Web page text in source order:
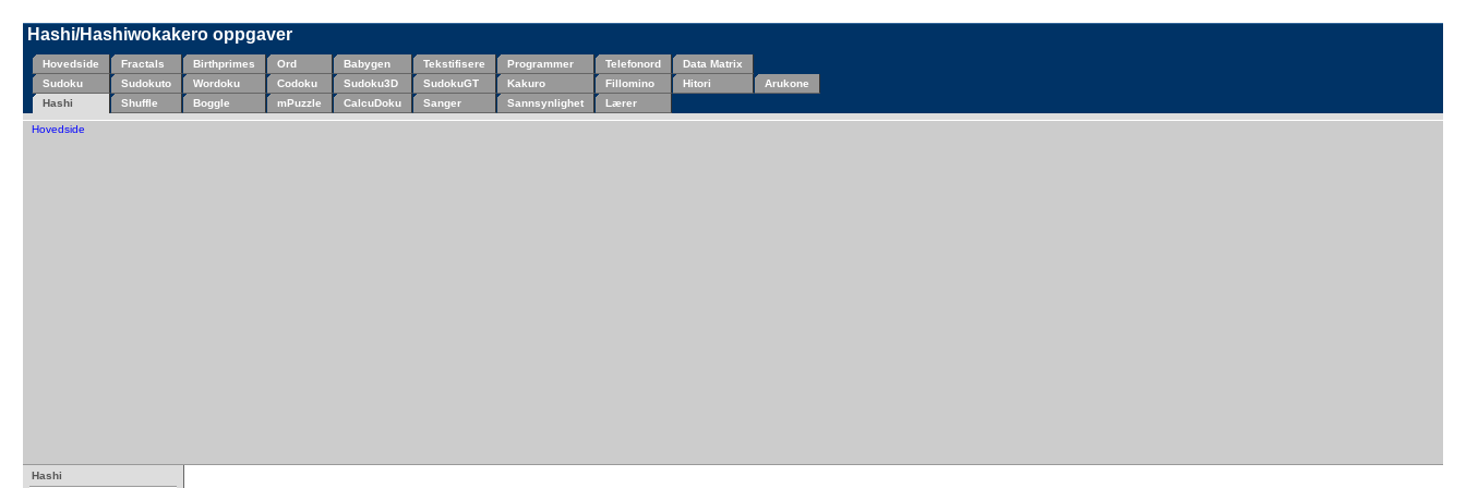
Hashi/Hashiwokakero oppgaver
Hovedside Fractals Birthprimes Ord Babygen Tekstifisere Programmer Telefonord
Data Matrix
Sudoku
Sudokuto Wordoku Codoku Sudoku3D SudokuGT Kakuro Fillomino Hitori
Arukone
Hashi
Shuffle Boggle mPuzzle CalcuDoku Sanger Sannsynlighet Lærer
Hovedside
Hashi